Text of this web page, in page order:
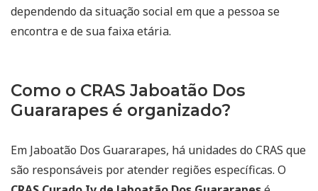
dependendo da situação social em que a pessoa se
encontra e de sua faixa etária.
Como o CRAS Jaboatão Dos
Guararapes é organizado?
Em Jaboatão Dos Guararapes, há unidades do CRAS que
são responsáveis por atender regiões específicas. O